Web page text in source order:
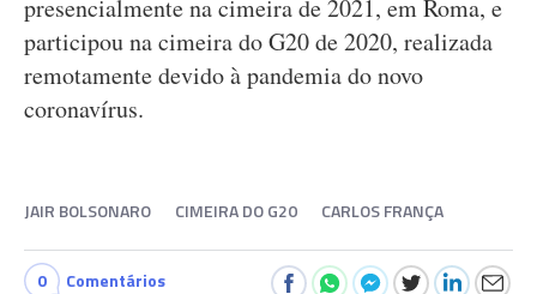
presencialmente na cimeira de 2021, em Roma, e
participou na cimeira do G20 de 2020, realizada
remotamente devido à pandemia do novo
coronavírus.
JAIR BOLSONARO CIMEIRA DO G20 CARLOS FRANÇA
0 Comentários